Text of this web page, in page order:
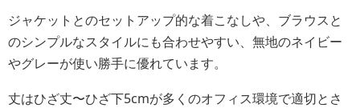
ジャケットとのセットアップ的な着こなしや、ブラウスと
のシンプルなスタイルにも合わせやすい、無地のネイビー
やグレーが使い勝手に優れています。
丈はひざ丈〜ひざ下5cmが多くのオフィス環境で適切とさ